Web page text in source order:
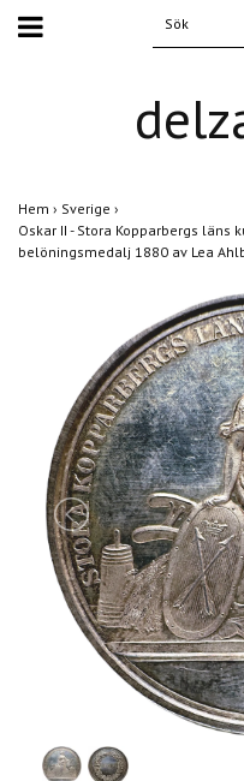
Hem › Sverige ›
Oskar II - Stora Kopparbergs
belöningsmedalj 1880 av Lea